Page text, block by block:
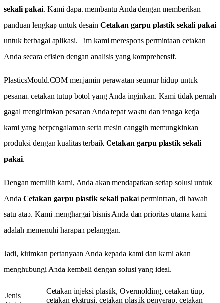
sekali pakai. Kami dapat membantu Anda dengan memberikan
panduan lengkap untuk desain Cetakan garpu plastik sekali pakai
untuk berbagai aplikasi. Tim kami merespons permintaan cetakan
Anda secara efisien dengan analisis yang komprehensif.
PlasticsMould.COM menjamin perawatan seumur hidup untuk
pesanan cetakan tutup botol yang Anda inginkan. Kami tidak pernah
gagal mengirimkan pesanan Anda tepat waktu dan tenaga kerja
kami yang berpengalaman serta mesin canggih memungkinkan
produksi dengan kualitas terbaik Cetakan garpu plastik sekali
pakai.
Dengan memilih kami, Anda akan mendapatkan setiap solusi untuk
Anda Cetakan garpu plastik sekali pakaipermintaan, di bawah
satu atap. Kami menghargai bisnis Anda dan prioritas utama kami
adalah memenuhi harapan pelanggan.
Jadi, kirimkan pertanyaan Anda kepada kami dan kami akan
menghubungi Anda kembali dengan solusi yang ideal.
Jenis
Cetakan injeksi plastik, Overmolding, cetakan tiup,
cetakan ekstrusi, cetakan plastik penyerap, cetakan